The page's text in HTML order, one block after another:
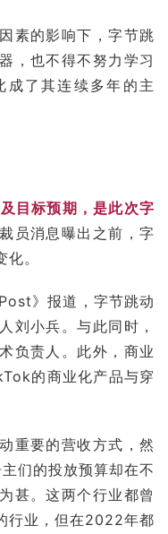
素的影响下，字节跳
，也不得不努力学习
成了其连续多年的主
目标预期，是此次字
员消息曝出之前，字
。
》报道，字节跳动
刘小兵。与此同时，
负责人。此外，商业
的商业化产品与穿
重要的营收方式，然
们的投放预算却在不
甚。这两个行业都曾
行业，但在2022年都